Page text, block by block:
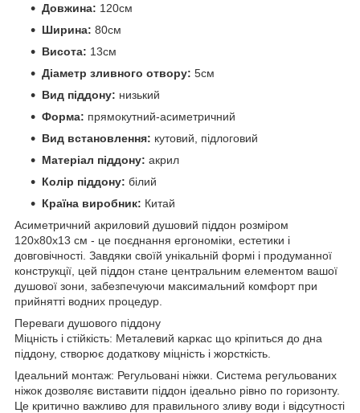
Довжина: 120см
Ширина: 80см
Висота: 13см
Діаметр зливного отвору: 5см
Вид піддону: низький
Форма: прямокутний-асиметричний
Вид встановлення: кутовий, підлоговий
Матеріал піддону: акрил
Колір піддону: білий
Країна виробник: Китай
Асиметричний акриловий душовий піддон розміром
120х80х13 см - це поєднання ергономіки, естетики і
довговічності. Завдяки своїй унікальній формі і продуманної
конструкції, цей піддон стане центральним елементом вашої
душової зони, забезпечуючи максимальний комфорт при
прийнятті водних процедур.
Переваги душового піддону
Міцність і стійкість: Металевий каркас що кріпиться до дна
піддону, створює додаткову міцність і жорсткість.
Ідеальний монтаж: Регульовані ніжки. Система регульованих
ніжок дозволяє виставити піддон ідеально рівно по горизонту.
Це критично важливо для правильного зливу води і відсутності